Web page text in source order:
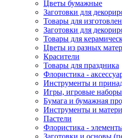
Цветы бумажные
Заготовки для
Товары для
Заготовки для
Товары для
Цветы из разных
Красители
Товары для праздника
Флористика -
Инструменты и
Игры, игровые
Бумага и бумажная
Инструменты и
Пастели
Флористика -
Заготовки и основы